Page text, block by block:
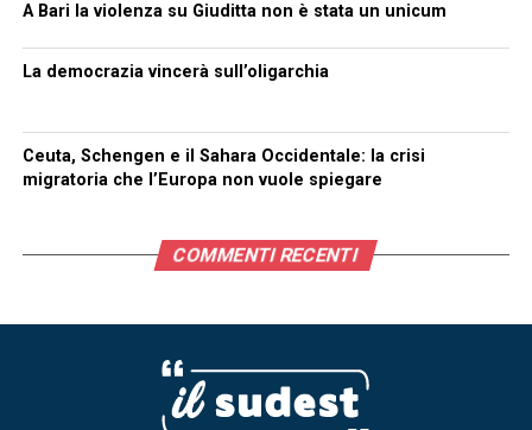
A Bari la violenza su Giuditta non è stata un unicum
La democrazia vincerà sull’oligarchia
Ceuta, Schengen e il Sahara Occidentale: la crisi
migratoria che l’Europa non vuole spiegare
COMMENTI RECENTI